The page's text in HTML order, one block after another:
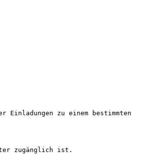
zu einem bestimmten
zugänglich ist.